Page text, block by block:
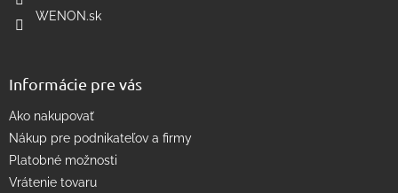
WENON.sk
Informácie pre vás
Ako nakupovať
Nákup pre podnikateľov a firmy
Platobné možnosti
Vrátenie tovaru